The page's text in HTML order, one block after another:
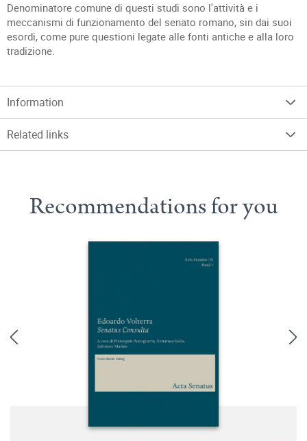
Denominatore comune di questi studi sono l'attività e i
meccanismi di funzionamento del senato romano, sin dai suoi
esordi, come pure questioni legate alle fonti antiche e alla loro
tradizione.
Information
Related links
Recommendations for you